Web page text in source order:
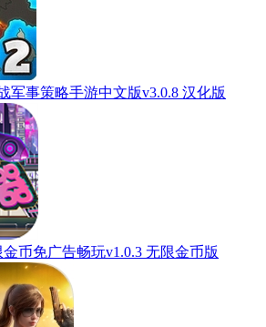
军事策略手游中文版v3.0.8 汉化版
币免广告畅玩v1.0.3 无限金币版